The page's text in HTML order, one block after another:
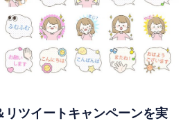
ツイートキャンペーンを実